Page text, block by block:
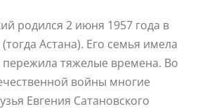
родился 2 июня 1957 года в
Астана). Его семья имела
пережила тяжелые времена. Во
войны многие
Евгения Сатановского